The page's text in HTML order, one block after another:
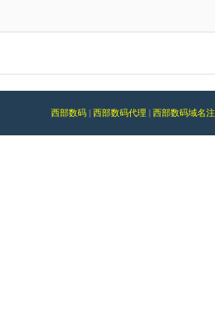
西部数码| 西部数码代理 | 西部数码域名